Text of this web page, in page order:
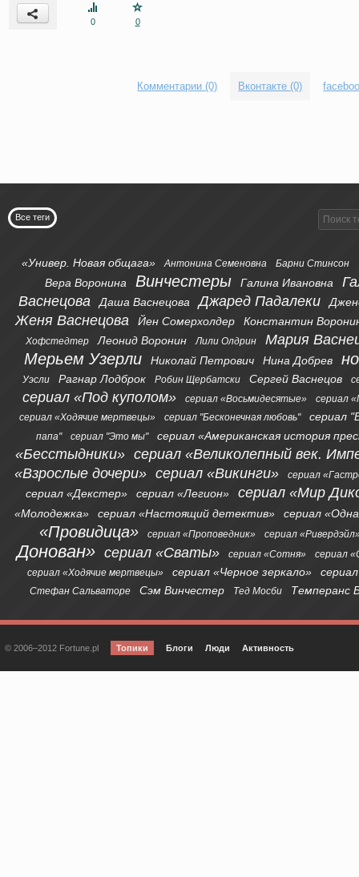
0 0
Комментарии (0) Вконтакте (0)
Все теги
«Универ. Новая общага» Антонина Семеновна Барни Стинсон
Вера Воронина Винчестеры Галина Ивановна
Васнецова
Даша Васнецова Джаред Падалеки
Женя Васнецова Йен Сомерхолдер Константин
Хофстедтер Леонид Воронин Лили Олдрин Мария
Мерьем Узерли Николай Петрович Нина Добрев
Уэсли Рагнар Лодброк Робин Щербатски Сергей Васнецов
сериал «Под куполом» сериал «Восьмидесятые»
сериал
сериал «Ходячие мертвецы»
сериал "Бесконечная любовь" сериал
папа" сериал "Это мы" сериал «Американская история
«Бесстыдники» сериал «Великолепный век.
«Взрослые дочери» сериал «Викинги» сериал
сериал «Декстер» сериал «Легион» сериал «Мир
«Молодежка» сериал «Настоящий детектив» сериал
«Провидица» сериал «Проповедник» сериал
Донован» сериал «Сваты» сериал «Сотня»
сериал
сериал «Ходячие мертвецы»
сериал «Черное зеркало»
Стефан Сальваторе Сэм Винчестер Тед Мосби Темперанс
© 2006–2012 Fortune.pl Топики Блоги Люди Активность